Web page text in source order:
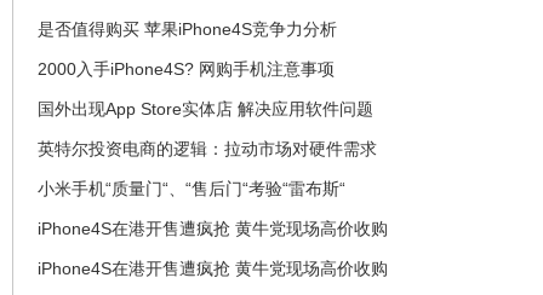
是否值得购买 苹果iPhone4S竞争力分析
2000入手iPhone4S? 网购手机注意事项
国外出现App Store实体店 解决应用软件问题
英特尔投资电商的逻辑：拉动市场对硬件需求
小米手机“质量门“、“售后门“考验“雷布斯“
iPhone4S在港开售遭疯抢 黄牛党现场高价收购
iPhone4S在港开售遭疯抢 黄牛党现场高价收购